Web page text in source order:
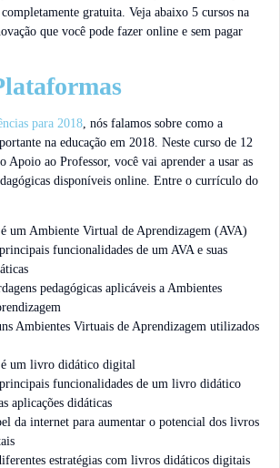
gratuita. Veja abaixo 5 cursos na
que você pode fazer online e sem pagar
para 2018, nós falamos sobre como a
na educação em 2018. Neste curso de 12
Apoio ao Professor, você vai aprender a usar as
disponíveis online. Entre o currículo do
um Ambiente Virtual de Aprendizagem (AVA)
funcionalidades de um AVA e suas
pedagógicas aplicáveis a Ambientes
Ambientes Virtuais de Aprendizagem utilizados
um livro didático digital
funcionalidades de um livro didático
aplicações didáticas
da internet para aumentar o potencial dos livros
estratégias com livros didáticos digitais